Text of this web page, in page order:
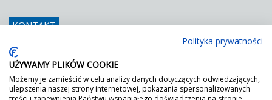
KONTAKT
Fax
E mail
info@ffsystems.pl
Polityka prywatności
UŻYWAMY PLIKÓW COOKIE
Możemy je zamieścić w celu analizy danych dotyczących odwiedzających,
ulepszenia naszej strony internetowej, pokazania spersonalizowanych